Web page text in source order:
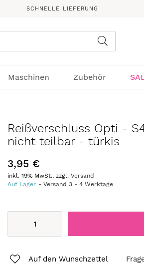
SCHNELLE LIEFERUNG
Maschinen Zubehör
Reißverschluss Opti -
nicht teilbar - türkis
3,95 €
inkl. 19% MwSt., zzgl.Versand
Auf Lager
Versand3 -4 Werktage
Auf den Wunschzettel